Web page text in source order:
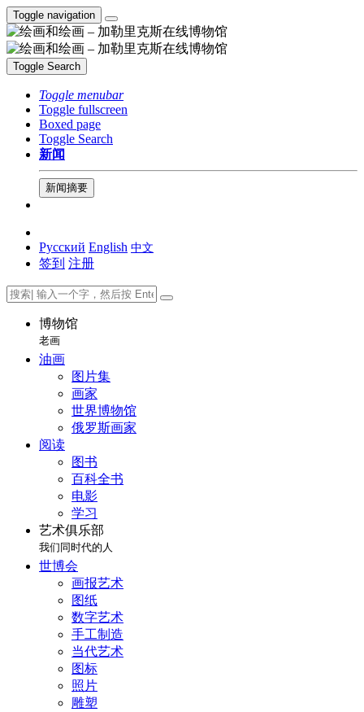
Toggle navigation
Toggle Search
Toggle menubar
Toggle fullscreen
Boxed page
Toggle Search
新闻
新闻摘要
Русский English 中文
签到 注册
博物馆
老画
油画
图片集
画家
世界博物馆
俄罗斯画家
阅读
图书
百科全书
电影
学习
艺术俱乐部
我们同时代的人
世博会
画报艺术
图纸
数字艺术
手工制造
当代艺术
图标
照片
雕塑